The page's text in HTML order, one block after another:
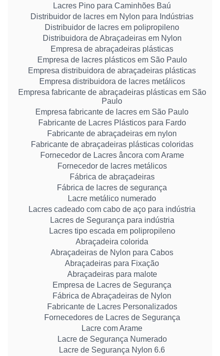
Lacres Pino para Caminhões Baú
Distribuidor de lacres em Nylon para Indústrias
Distribuidor de lacres em polipropileno
Distribuidora de Abraçadeiras em Nylon
Empresa de abraçadeiras plásticas
Empresa de lacres plásticos em São Paulo
Empresa distribuidora de abraçadeiras plásticas
Empresa distribuidora de lacres metálicos
Empresa fabricante de abraçadeiras plásticas em São
Paulo
Empresa fabricante de lacres em São Paulo
Fabricante de Lacres Plásticos para Fardo
Fabricante de abraçadeiras em nylon
Fabricante de abraçadeiras plásticas coloridas
Fornecedor de Lacres âncora com Arame
Fornecedor de lacres metálicos
Fábrica de abraçadeiras
Fábrica de lacres de segurança
Lacre metálico numerado
Lacres cadeado com cabo de aço para indústria
Lacres de Segurança para indústria
Lacres tipo escada em polipropileno
Abraçadeira colorida
Abraçadeiras de Nylon para Cabos
Abraçadeiras para Fixação
Abraçadeiras para malote
Empresa de Lacres de Segurança
Fábrica de Abraçadeiras de Nylon
Fabricante de Lacres Personalizados
Fornecedores de Lacres de Segurança
Lacre com Arame
Lacre de Segurança Numerado
Lacre de Segurança Nylon 6.6